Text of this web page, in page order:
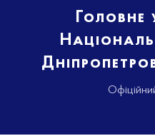
Головне